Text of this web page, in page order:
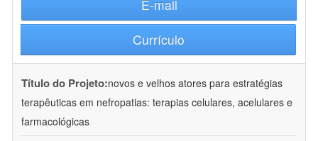
E-mail
Currículo
Título do Projeto:novos e velhos atores para estratégias
terapêuticas em nefropatias: terapias celulares, acelulares e
farmacológicas